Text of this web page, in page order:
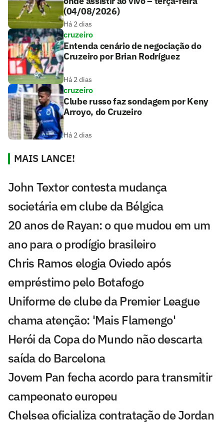
(04/08/2026)
Há 2 dias
cruzeiro
Entenda cenário de negociação do
Cruzeiro por Brian Rodríguez
Há 2 dias
cruzeiro
Clube russo faz sondagem por Keny
Arroyo, do Cruzeiro
Há 2 dias
MAIS LANCE!
John Textor contesta mudança
societária em clube da Bélgica
20 anos de Rayan: o que mudou em um
ano para o prodígio brasileiro
Chris Ramos elogia Oviedo após
empréstimo pelo Botafogo
Uniforme de clube da Premier League
chama atenção: 'Mais Flamengo'
Herói da Copa do Mundo não descarta
saída do Barcelona
Jovem Pan fecha acordo para transmitir
campeonato europeu
Chelsea oficializa contratação de Jordan